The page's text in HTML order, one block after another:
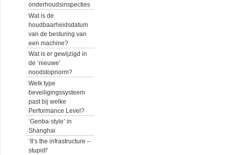
onderhoudsinspecties
Wat is de
houdbaarheidsdatum
van de besturing van
een machine?
Wat is er gewijzigd in
de ‘nieuwe’
noodstopnorm?
Welk type
beveiligingssysteem
past bij welke
Performance Level?
‘Genba-style’ in
Shanghai
‘It’s the infrastructure –
stupid!’